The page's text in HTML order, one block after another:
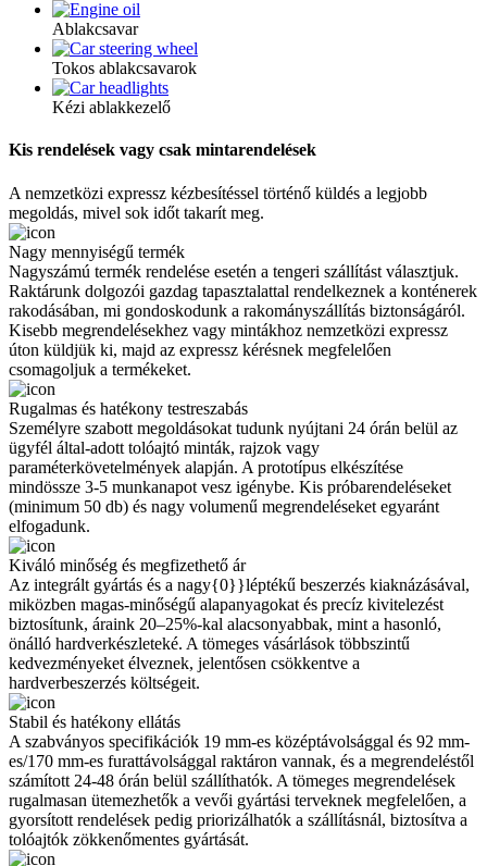
Ablakcsavar
Tokos ablakcsavarok
Kézi ablakkezelő
Kis rendelések vagy csak mintarendelések
A nemzetközi expressz kézbesítéssel történő küldés a legjobb
megoldás, mivel sok időt takarít meg.
Nagy mennyiségű termék
Nagyszámú termék rendelése esetén a tengeri szállítást választjuk.
Raktárunk dolgozói gazdag tapasztalattal rendelkeznek a konténerek
rakodásában, mi gondoskodunk a rakományszállítás biztonságáról.
Kisebb megrendelésekhez vagy mintákhoz nemzetközi expressz
úton küldjük ki, majd az expressz kérésnek megfelelően
csomagoljuk a termékeket.
Rugalmas és hatékony testreszabás
Személyre szabott megoldásokat tudunk nyújtani 24 órán belül az
ügyfél által-adott tolóajtó minták, rajzok vagy
paraméterkövetelmények alapján. A prototípus elkészítése
mindössze 3-5 munkanapot vesz igénybe. Kis próbarendeléseket
(minimum 50 db) és nagy volumenű megrendeléseket egyaránt
elfogadunk.
Kiváló minőség és megfizethető ár
Az integrált gyártás és a nagy{0}}léptékű beszerzés kiaknázásával,
miközben magas-minőségű alapanyagokat és precíz kivitelezést
biztosítunk, áraink 20–25%-kal alacsonyabbak, mint a hasonló,
önálló hardverkészleteké. A tömeges vásárlások többszintű
kedvezményeket élveznek, jelentősen csökkentve a
hardverbeszerzés költségeit.
Stabil és hatékony ellátás
A szabványos specifikációk 19 mm-es középtávolsággal és 92 mm-
es/170 mm-es furattávolsággal raktáron vannak, és a megrendeléstől
számított 24-48 órán belül szállíthatók. A tömeges megrendelések
rugalmasan ütemezhetők a vevői gyártási terveknek megfelelően, a
gyorsított rendelések pedig priorizálhatók a szállításnál, biztosítva a
tolóajtók zökkenőmentes gyártását.